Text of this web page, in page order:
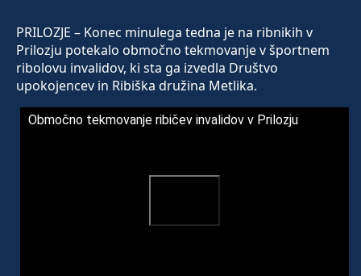
PRILOZJE – Konec minulega tedna je na ribnikih v
Prilozju potekalo območno tekmovanje v športnem
ribolovu invalidov, ki sta ga izvedla Društvo
upokojencev in Ribiška družina Metlika.
Območno tekmovanje ribičev invalidov v Prilozju